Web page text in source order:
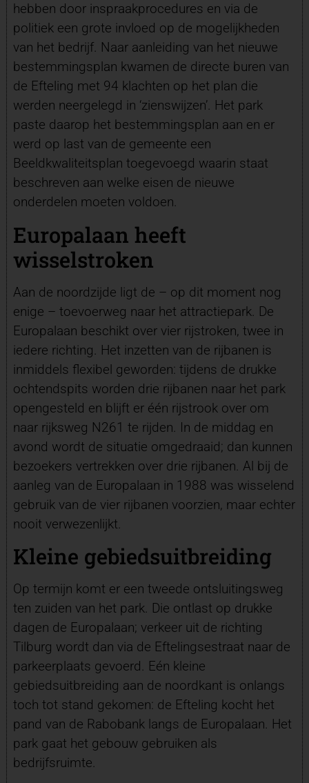
hebben door inspraakprocedures en via de
politiek een grote invloed op de mogelijkheden
van het bedrijf. Naar aanleiding van het nieuwe
bestemmingsplan kwamen de directe buren van
de Efteling met 94 klachten op het plan die
werden neergelegd in ‘zienswijzen’. Het park
paste daarop het bestemmingsplan aan en er
werd op last van de gemeente een
Beeldkwaliteitsplan toegevoegd waarin staat
beschreven aan welke eisen de nieuwe
onderdelen moeten voldoen.
Europalaan heeft
wisselstroken
Aan de noordzijde ligt de – op dit moment nog
enige – toevoerweg naar het attractiepark. De
Europalaan beschikt over vier rijstroken, twee in
iedere richting. Het inzetten van de rijbanen is
inmiddels flexibel geworden: tijdens de drukke
ochtendspits worden drie rijbanen naar het park
opengesteld en blijft er één rijstrook over om
naar rijksweg N261 te rijden. In de middag en
avond wordt de situatie omgedraaid; dan kunnen
bezoekers vertrekken over drie rijbanen. Al bij de
aanleg van de Europalaan in 1988 was wisselend
gebruik van de vier rijbanen voorzien, maar echter
nooit verwezenlijkt.
Kleine gebiedsuitbreiding
Op termijn komt er een tweede ontsluitingsweg
ten zuiden van het park. Die ontlast op drukke
dagen de Europalaan; verkeer uit de richting
Tilburg wordt dan via de Eftelingsestraat naar de
parkeerplaats gevoerd. Eén kleine
gebiedsuitbreiding aan de noordkant is onlangs
toch tot stand gekomen: de Efteling kocht het
pand van de Rabobank langs de Europalaan. Het
park gaat het gebouw gebruiken als
bedrijfsruimte.